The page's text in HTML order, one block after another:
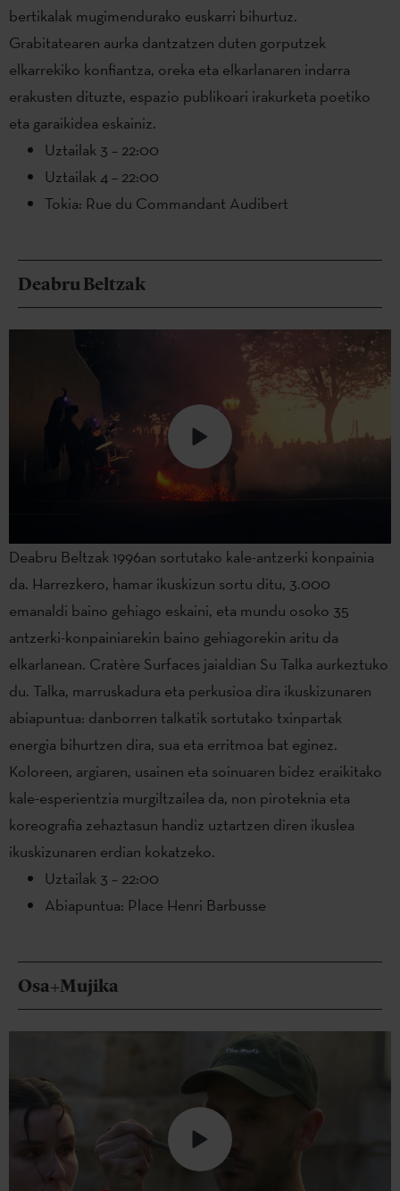
bertikalak mugimendurako euskarri bihurtuz.
Grabitatearen aurka dantzatzen duten gorputzek
elkarrekiko konfiantza, oreka eta elkarlanaren indarra
erakusten dituzte, espazio publikoari irakurketa poetiko
eta garaikidea eskainiz.
Uztailak 3 – 22:00
Uztailak 4 – 22:00
Tokia: Rue du Commandant Audibert
Deabru Beltzak
Deabru Beltzak 1996an sortutako kale-antzerki konpainia
da. Harrezkero, hamar ikuskizun sortu ditu, 3.000
emanaldi baino gehiago eskaini, eta mundu osoko 35
antzerki-konpainiarekin baino gehiagorekin aritu da
elkarlanean. Cratère Surfaces jaialdian Su Talka aurkeztuko
du. Talka, marruskadura eta perkusioa dira ikuskizunaren
abiapuntua: danborren talkatik sortutako txinpartak
energia bihurtzen dira, sua eta erritmoa bat eginez.
Koloreen, argiaren, usainen eta soinuaren bidez eraikitako
kale-esperientzia murgiltzailea da, non piroteknia eta
koreografia zehaztasun handiz uztartzen diren ikuslea
ikuskizunaren erdian kokatzeko.
Uztailak 3 – 22:00
Abiapuntua: Place Henri Barbusse
Osa+Mujika